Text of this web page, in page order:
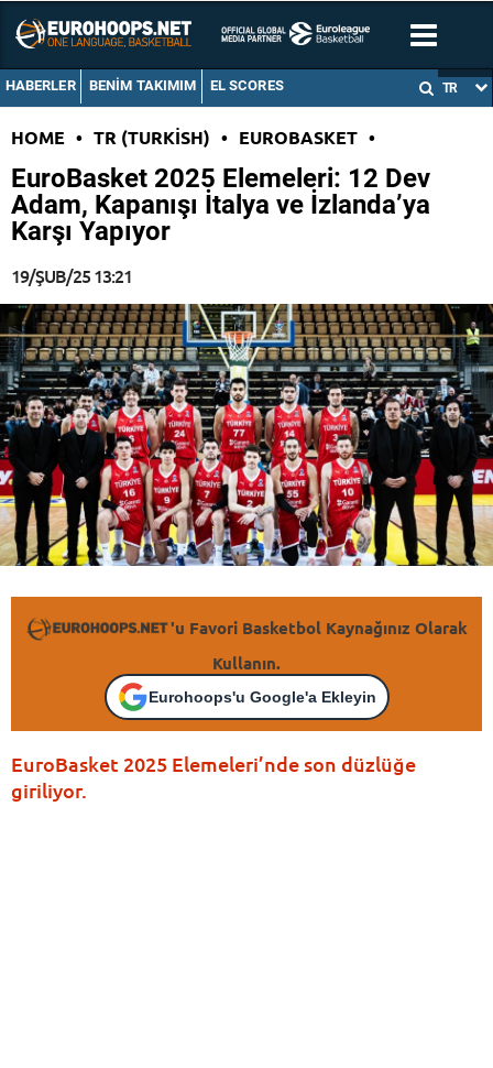
HABERLER BENIM TAKIMIM EL SCORES TR
HOME • TR (TURKISH) • EUROBASKET •
EuroBasket 2025 Elemeleri: 12 Dev
Adam, Kapanışı İtalya ve İzlanda’ya
Karşı Yapıyor
19/ŞUB/25 13:21
'u Favori Basketbol Kaynağınız Olarak
Kullanın.
Eurohoops'u Google'a Ekleyin
EuroBasket 2025 Elemeleri’nde son düzlüğe
giriliyor.